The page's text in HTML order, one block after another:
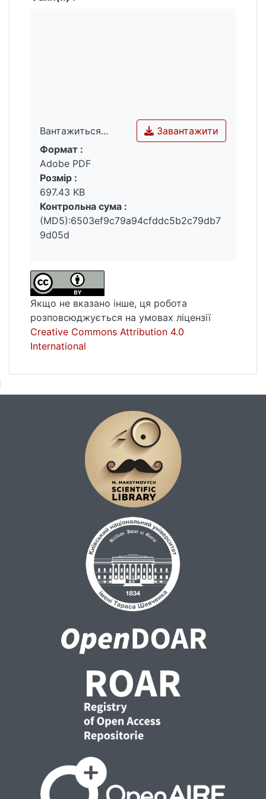
Вантажиться...
Вантажиться...
Завантажити
Формат :
Adobe PDF
Розмір :
697.43 KB
Контрольна сума :
(MD5):6503ef9c79a94cfddc5b2c79db7
9d05d
Якщо не вказано інше, ця робота
розповсюджується на умовах ліцензії
Creative Commons Attribution 4.0
International